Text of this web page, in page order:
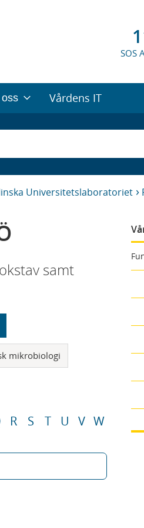
SOS
Vårdens IT
Universitetslaboratoriet
samt
mikrobiologi
R S T U V W